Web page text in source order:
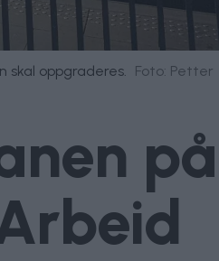
oppgraderes. Foto: Petter
på